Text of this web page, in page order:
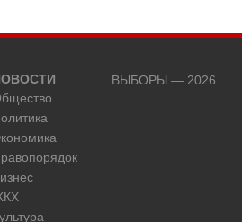
ВЫБОРЫ — 2026